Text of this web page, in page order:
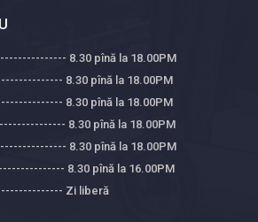
8.30 pînă la 18.00PM
8.30 pînă la 18.00PM
8.30 pînă la 18.00PM
8.30 pînă la 18.00PM
8.30 pînă la 18.00PM
8.30 pînă la 16.00PM
Zi liberă